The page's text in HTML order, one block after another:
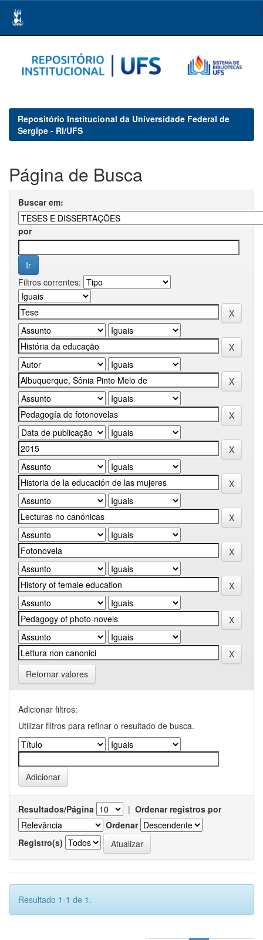
navigation
Repositório Institucional da Universidade Federal de
Sergipe - RI/UFS
Página de Busca
Buscar em:
por
Filtros correntes:
Retornar valores
Adicionar filtros:
Utilizar filtros para refinar o resultado de busca.
Resultados/Página | Ordenar registros por
Ordenar
Registro(s)
Resultado 1-1 de 1.